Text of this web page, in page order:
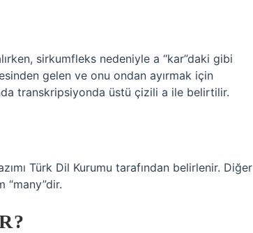
sirkumfleks nedeniyle a “kar”daki gibi
gelen ve onu ondan ayırmak için
transkripsiyonda üstü çizili a ile belirtilir.
Türk Dil Kurumu tarafından belirlenir. Diğer
“many”dir.